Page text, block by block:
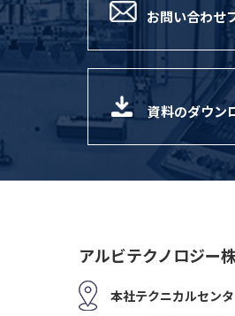
お問い合わせ
資料のダウン
アルビテクノロジー
本社テクニカルセン